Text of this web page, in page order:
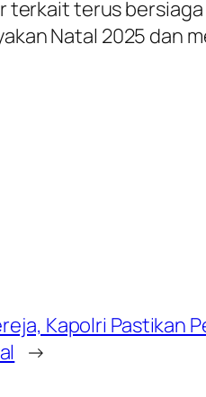
terkait terus
Natal 2025 dan
Kapolri Pastikan
→